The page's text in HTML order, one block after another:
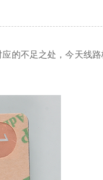
的不足之处，今天线